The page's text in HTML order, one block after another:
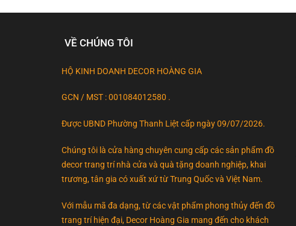
VỀ CHÚNG TÔI
HỘ KINH DOANH DECOR HOÀNG GIA
GCN / MST : 001084012580 .
Được UBND Phường Thanh Liệt cấp ngày 09/07/2026.
Chúng tôi là cửa hàng chuyên cung cấp các sản phẩm đồ
decor trang trí nhà cửa và quà tặng doanh nghiệp, khai
trương, tân gia có xuất xứ từ Trung Quốc và Việt Nam.
Với mẫu mã đa dạng, từ các vật phẩm phong thủy đến đồ
trang trí hiện đại, Decor Hoàng Gia mang đến cho khách